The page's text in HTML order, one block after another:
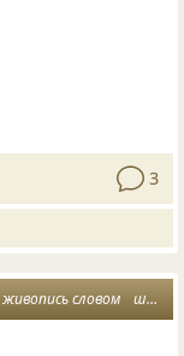
3
живопись словом шедевры живописи